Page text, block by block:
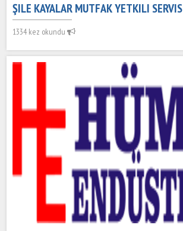
ŞILE KAYALAR MUTFAK YETKILI SERVIS
1334 kez okundu